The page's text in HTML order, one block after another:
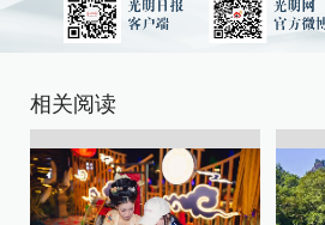
相关阅读